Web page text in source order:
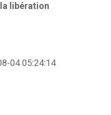
libération
04 05:24:14